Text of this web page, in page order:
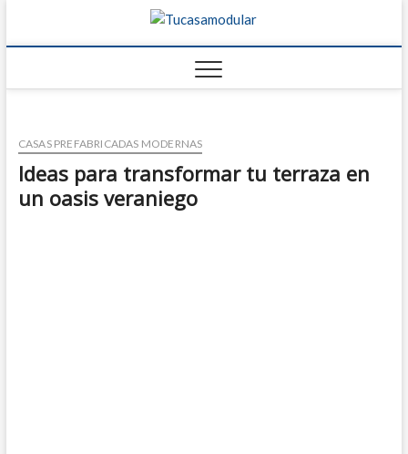
FABRICANTES DE
CASAS PREFABRICADAS MODERNAS
Ideas para transformar tu terraza en
un oasis veraniego